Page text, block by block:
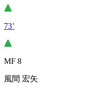
73’
MF 8
風間 宏矢